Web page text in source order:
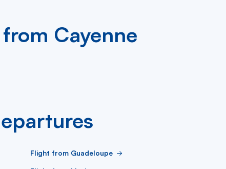
Cayenne
Flight from Guadeloupe